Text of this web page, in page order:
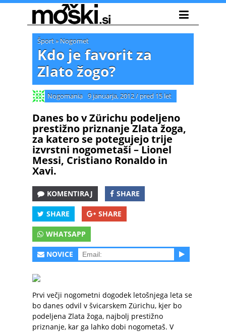
Šport» Nogomet
Kdo je favorit za
Zlato žogo?
Nogomania 9 januarja, 2012/ pred 15 let
Danes bo v Zürichu podeljeno
prestižno priznanje Zlata žoga,
za katero se potegujejo trije
izvrstni nogometaši – Lionel
Messi, Cristiano Ronaldo in
Xavi.
KOMENTIRAJ SHARE
SHARE SHARE
WHATSAPP
NOVICE
Prvi večji nogometni dogodek letošnjega leta se
bo danes odvil v švicarskem Zürichu, kjer bo
podeljena Zlata žoga, najbolj prestižno
priznanje, kar ga lahko dobi nogometaš. V